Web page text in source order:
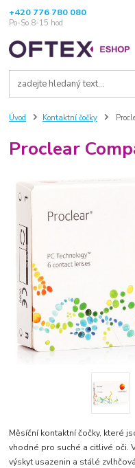
+420 776 780 080
Po-So 8-15 hod
Úvod Kontaktní čočky
Proclear
Měsíční kontaktní čočky, které
vhodné pro suché a citlivé oči.
výskyt usazenin a stálé